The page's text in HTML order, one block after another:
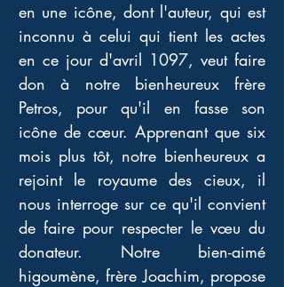
en une icône, dont l'auteur, qui est
inconnu à celui qui tient les actes
en ce jour d'avril 1097, veut faire
don à notre bienheureux frère
Petros, pour qu'il en fasse son
icône de cœur. Apprenant que six
mois plus tôt, notre bienheureux a
rejoint le royaume des cieux, il
nous interroge sur ce qu'il convient
de faire pour respecter le vœu du
donateur. Notre bien-aimé
higoumène, frère Joachim, propose